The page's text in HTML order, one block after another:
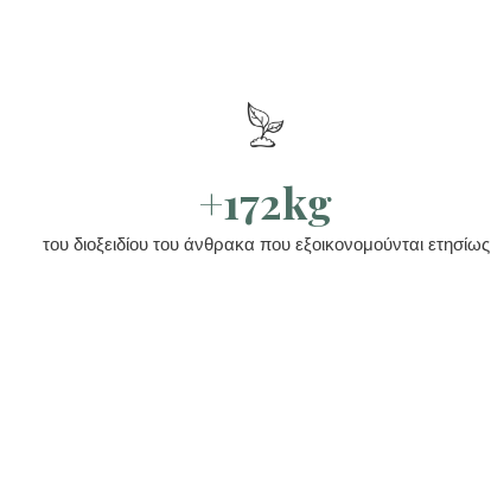
+172kg
του διοξειδίου του άνθρακα που εξοικονομούνται ετησίως